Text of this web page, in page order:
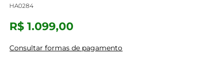
HA0284
R$ 1.099,00
Consultar formas de pagamento